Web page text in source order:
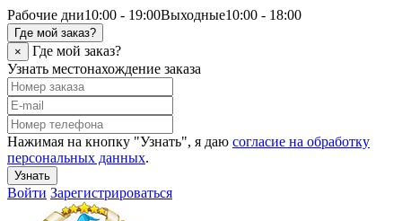
Рабочие дни10:00 - 19:00Выходные10:00 - 18:00
Где мой заказ?
×
Где мой заказ?
Узнать местонахождение заказа
Нажимая на кнопку "Узнать", я даю согласие на обработку
персональных данных.
Узнать
Войти Зарегистрироваться